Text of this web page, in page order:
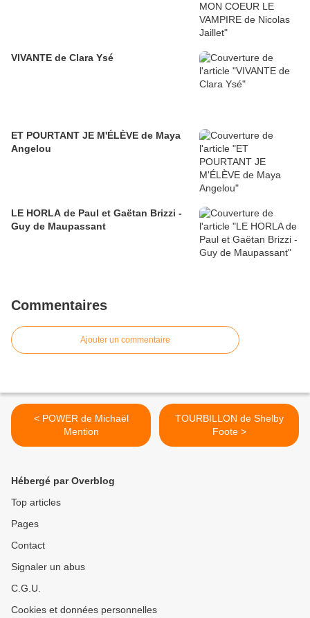
VIVANTE de Clara Ysé
ET POURTANT JE M'ÉLÈVE de Maya
Angelou
LE HORLA de Paul et Gaëtan Brizzi -
Guy de Maupassant
Commentaires
Ajouter un commentaire
< POWER de Michaël
Mention
TOURBILLON de Shelby
Foote >
Hébergé par Overblog
Top articles
Pages
Contact
Signaler un abus
C.G.U.
Cookies et données personnelles